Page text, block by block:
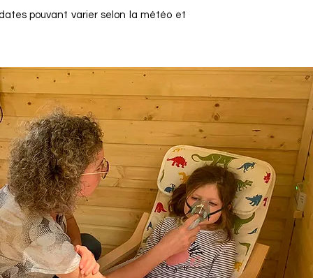
pouvant varier selon la météo et